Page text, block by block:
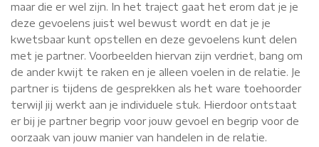
maar die er wel zijn. In het traject gaat het erom dat je je
deze gevoelens juist wel bewust wordt en dat je je
kwetsbaar kunt opstellen en deze gevoelens kunt delen
met je partner. Voorbeelden hiervan zijn verdriet, bang om
de ander kwijt te raken en je alleen voelen in de relatie. Je
partner is tijdens de gesprekken als het ware toehoorder
terwijl jij werkt aan je individuele stuk. Hierdoor ontstaat
er bij je partner begrip voor jouw gevoel en begrip voor de
oorzaak van jouw manier van handelen in de relatie.